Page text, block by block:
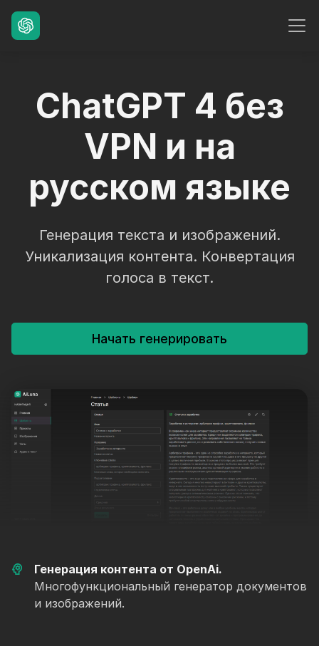
ChatGPT 4 без
VPN и на
русском языке
Генерация текста и изображений.
Уникализация контента. Конвертация
голоса в текст.
Начать генерировать
Генерация контента от OpenAi.
Многофункциональный генератор документов
и изображений.